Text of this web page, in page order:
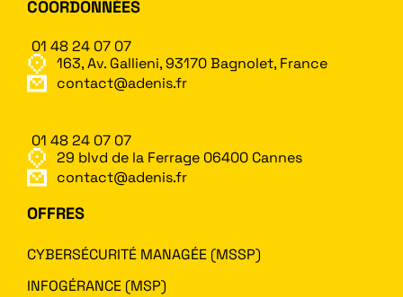
COORDONNÉES
01 48 24 07 07
163, Av. Gallieni, 93170 Bagnolet, France
contact@adenis.fr
01 48 24 07 07
29 blvd de la Ferrage 06400 Cannes
contact@adenis.fr
OFFRES
CYBERSÉCURITÉ MANAGÉE (MSSP)
INFOGÉRANCE (MSP)